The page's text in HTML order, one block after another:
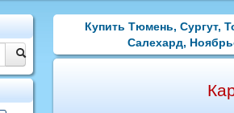
Купить Тюмень, Сургут,
Салехард,